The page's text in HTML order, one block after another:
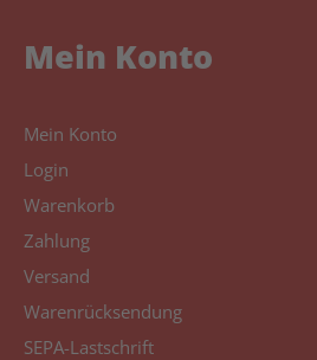
Mein Konto
Mein Konto
Login
Warenkorb
Zahlung
Versand
Warenrücksendung
SEPA-Lastschrift